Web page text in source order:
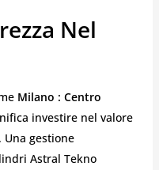
Nel
Milano : Centro
investire nel valore
gestione
Astral Tekno